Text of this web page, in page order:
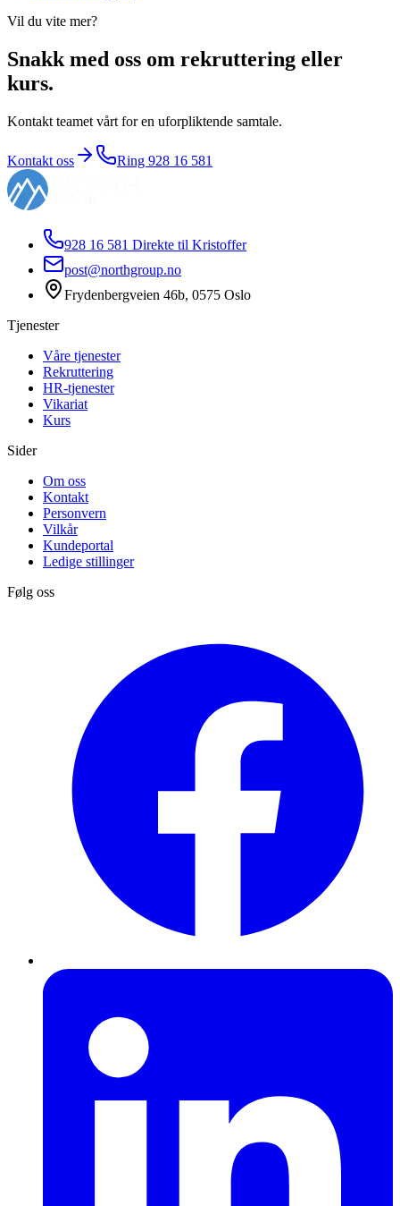
Vil du vite mer?
Snakk med oss om rekruttering eller
kurs.
Kontakt teamet vårt for en uforpliktende samtale.
Kontakt oss Ring 928 16 581
928 16 581 Direkte til Kristoffer
post@northgroup.no
Frydenbergveien 46b, 0575 Oslo
Tjenester
Våre tjenester
Rekruttering
HR-tjenester
Vikariat
Kurs
Sider
Om oss
Kontakt
Personvern
Vilkår
Kundeportal
Ledige stillinger
Følg oss